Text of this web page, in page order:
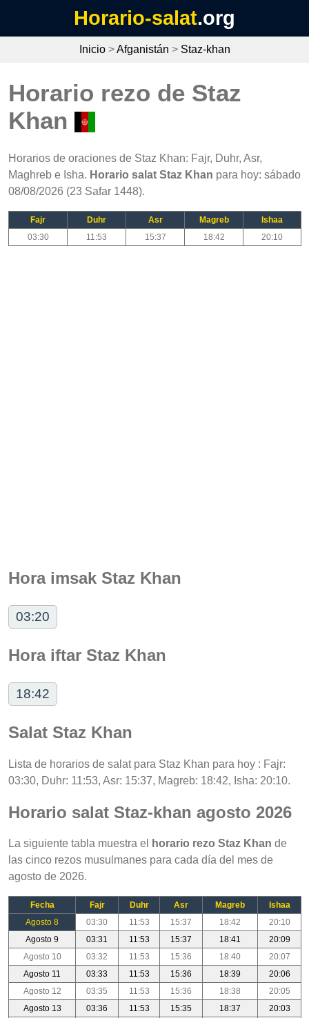
Horario-salat.org
Inicio>Afganistán > Staz-khan
Horario rezo de Staz
Khan
Horarios de oraciones de Staz Khan: Fajr, Duhr, Asr,
Maghreb e Isha. Horario salat Staz Khan para hoy: sábado
08/08/2026 (23 Safar 1448).
Fajr Duhr Asr Magreb
Ishaa
03:30
11:53 15:37 18:42 20:10
Hora imsak Staz Khan
03:20
Hora iftar Staz Khan
18:42
Salat Staz Khan
Lista de horarios de salat para Staz Khan para hoy : Fajr:
03:30, Duhr: 11:53, Asr: 15:37, Magreb: 18:42, Isha: 20:10.
Horario salat Staz-khan agosto 2026
La siguiente tabla muestra el horario rezo Staz Khan de
las cinco rezos musulmanes para cada día del mes de
agosto de 2026.
Fecha Fajr Duhr Asr Magreb
Ishaa
Agosto 8
03:30 11:53 15:37 18:42
20:10
Agosto 9
03:31 11:53 15:37 18:41
20:09
Agosto 10
03:32 11:53 15:36 18:40
20:07
Agosto 11
03:33 11:53 15:36 18:39
20:06
Agosto 12
03:35 11:53 15:36 18:38
20:05
Agosto 13
03:36 11:53 15:35 18:37
20:03